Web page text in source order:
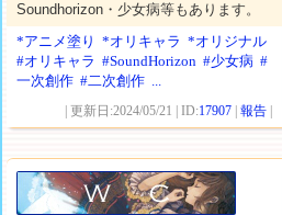
Soundhorizon・少女病等もあります。
*アニメ塗り
*オリキャラ *オリジナル
#オリキャラ #SoundHorizon #少女病 #
一次創作 #二次創作 ...
| 更新日:2024/05/21 | ID:17907 |報告